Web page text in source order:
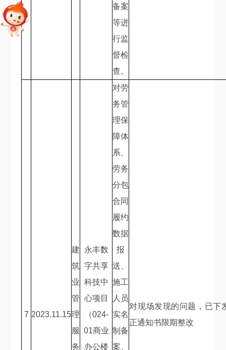
备案
等进
行监
督检
查。
7 2023.11.15
建
筑
业
管
理
服
务
永丰数
字共享
科技中
心项目
（024-
01商业
办公楼
对劳
务管
理保
障体
系、
劳务
分包
合同
履约
数据
报
送、
施工
人员
实名
制备
案、
对现场发现的问题，已下
正通知书限期整改